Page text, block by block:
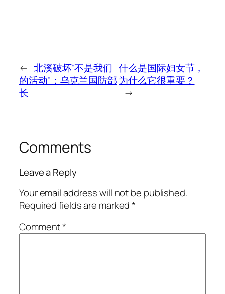
← 北溪破坏“不是我们
的活动”：乌克兰国防部
长
什么是国际妇女节，
为什么它很重要？
→
Comments
Leave a Reply
Your email address will not be published.
Required fields are marked*
Comment*